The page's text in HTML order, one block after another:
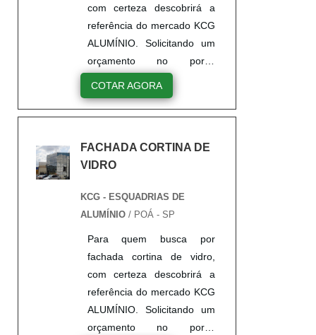
com certeza descobrirá a
referência do mercado KCG
ALUMÍNIO. Solicitando um
orçamento no portal
Soluções Industriais e
encontrando a líder do
VIDRO FACHADAQuem
precisa de cortina de vidro
que conhecer a KCG
ALUMÍNIO. É possível
encontrar janelas de correr
e janelas maxim ar, focando
em tecnologia e
desenvolvimento no que
gera r...
COTAR AGORA
FACHADA CORTINA DE
VIDRO
KCG - ESQUADRIAS DE
ALUMÍNIO / POÁ - SP
Para quem busca por
fachada cortina de vidro,
com certeza descobrirá a
referência do mercado KCG
ALUMÍNIO. Solicitando um
orçamento no portal